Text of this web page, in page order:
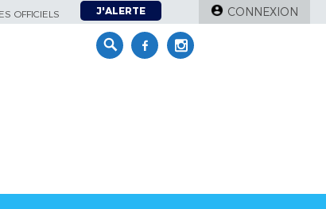
OFFICIELS J'ALERTE CONNEXION